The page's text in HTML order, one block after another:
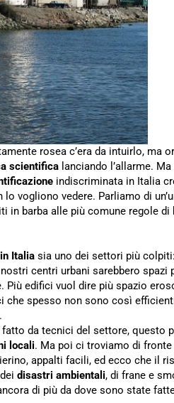
rosea c’era da intuirlo, ma
scientifica lanciando l’allarme.
indiscriminata in Italia
vogliono vedere. Parliamo di
in barba alle più comune regole di
Italia sia uno dei settori più
centri urbani sarebbero spazi
Più edifici vuol dire più spazio
che spesso non sono così
da tecnici del settore, questo
locali. Ma poi ci troviamo di fronte
appalti facili, ed ecco che il
disastri ambientali, di frane e
di più da dove sono state